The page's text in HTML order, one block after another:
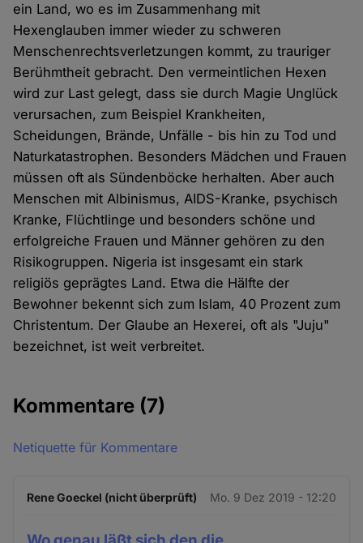
ein Land, wo es im Zusammenhang mit
Hexenglauben immer wieder zu schweren
Menschenrechtsverletzungen kommt, zu trauriger
Berühmtheit gebracht. Den vermeintlichen Hexen
wird zur Last gelegt, dass sie durch Magie Unglück
verursachen, zum Beispiel Krankheiten,
Scheidungen, Brände, Unfälle - bis hin zu Tod und
Naturkatastrophen. Besonders Mädchen und Frauen
müssen oft als Sündenböcke herhalten. Aber auch
Menschen mit Albinismus, AIDS-Kranke, psychisch
Kranke, Flüchtlinge und besonders schöne und
erfolgreiche Frauen und Männer gehören zu den
Risikogruppen. Nigeria ist insgesamt ein stark
religiös geprägtes Land. Etwa die Hälfte der
Bewohner bekennt sich zum Islam, 40 Prozent zum
Christentum. Der Glaube an Hexerei, oft als "Juju"
bezeichnet, ist weit verbreitet.
Kommentare (7)
Netiquette für Kommentare
Rene Goeckel (nicht überprüft) Mo. 9 Dez 2019 - 12:20